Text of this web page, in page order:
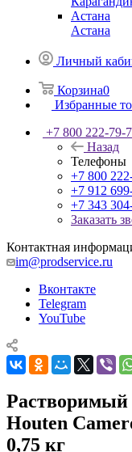
Астана
Астана
Личный
Корзина0
Избранные
+7 800 222-79-
Назад
Телефоны
+7 800
+7 912
+7 343
Заказать
Контактная
im@prodservice.ru
Вконтакте
Telegram
YouTube
Растворимый
Houten
0,75 кг